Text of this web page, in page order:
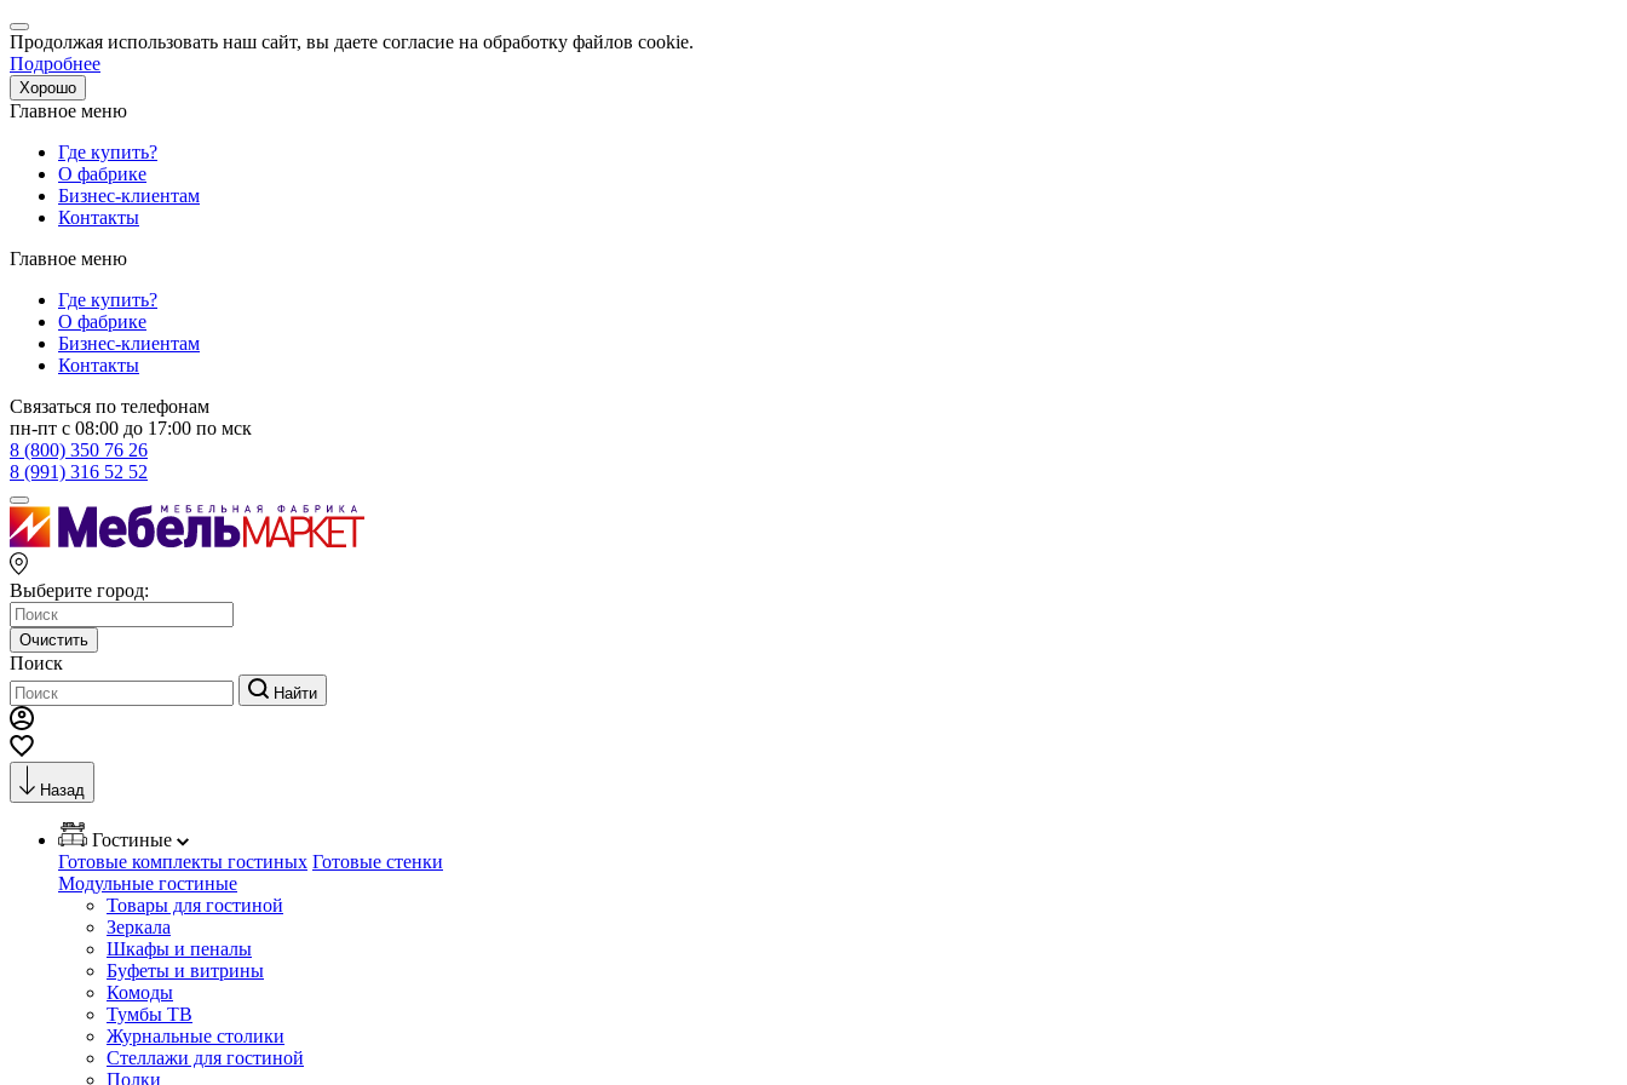
Продолжая использовать наш сайт, вы даете согласие на обработку файлов cookie.
Подробнее
Хорошо
Главное меню
Где купить?
О фабрике
Бизнес-клиентам
Контакты
Главное меню
Где купить?
О фабрике
Бизнес-клиентам
Контакты
Связаться по телефонам
пн-пт с 08:00 до 17:00 по мск
8 (800) 350 76 26
8 (991) 316 52 52
Выберите город:
Очистить
Поиск
Найти
Назад
Гостиные
Готовые комплекты гостиных Готовые стенки
Модульные гостиные
Товары для гостиной
Зеркала
Шкафы и пеналы
Буфеты и витрины
Комоды
Тумбы ТВ
Журнальные столики
Стеллажи для гостиной
Полки